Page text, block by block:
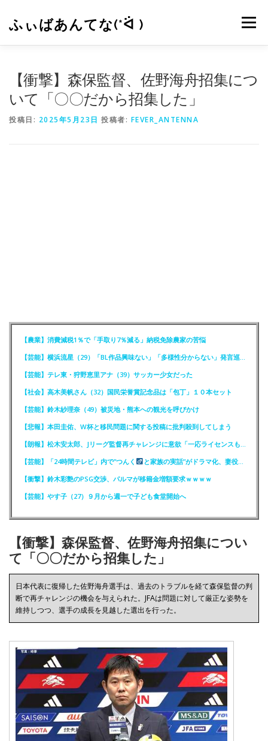
ふぃばあんてな(*ᐛ ) メニュー
【衝撃】森保監督、佐野海舟招集につ
いて「〇〇だから招集した」
投稿日: 2025年5月23日 投稿者: FEVER_ANTENNA
【農業】消費減税1％で「手取り7％減る」納税免除農家の苦悩
【芸能】横浜流星（29）「BL作品興味ない」「多様性分からない」発言巡りFCが注意喚起
【芸能】テレ東・狩野恵里アナ（39）サッカー少女だった
【社会】高木美帆さん（32）国民栄誉賞記念品は「包丁」１０本セット
【芸能】鈴木紗理奈（49）被災地・熊本への観光を呼びかけ
【悲報】本田圭佑、W杯と移民問題に関する投稿に批判殺到してしまう
【朗報】松木安太郎、Jリーグ監督再チャレンジに意欲「一応ライセンスも持っているので」
【芸能】「24時間テレビ」内で”つんく
と家族の実話”がドラマ化、妻役は北川景子
【衝撃】鈴木彩艶のPSG交渉、パルマが移籍金増額要求ｗｗｗｗ
【芸能】やす子（27）９月から週一で子ども食堂開始へ
【衝撃】森保監督、佐野海舟招集につい
て「〇〇だから招集した」
日本代表に復帰した佐野海舟選手は、過去のトラブルを経て森保監督の判
断で再チャレンジの機会を与えられた。JFAは問題に対して厳正な姿勢を
維持しつつ、選手の成長を見越した選出を行った。